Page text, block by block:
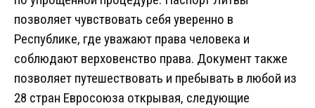
позволяет чувствовать себя уверенно в
Республике, где уважают права человека и
соблюдают верховенство права. Документ также
позволяет путешествовать и пребывать в любой из
28 стран Евросоюза открывая, следующие